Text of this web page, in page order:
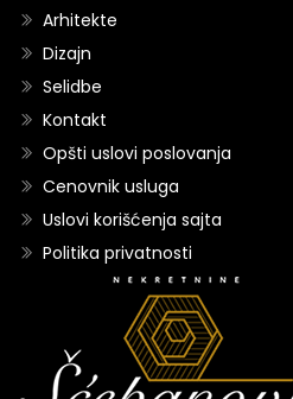
Arhitekte
Dizajn
Selidbe
Kontakt
Opšti uslovi poslovanja
Cenovnik usluga
Uslovi korišćenja sajta
Politika privatnosti